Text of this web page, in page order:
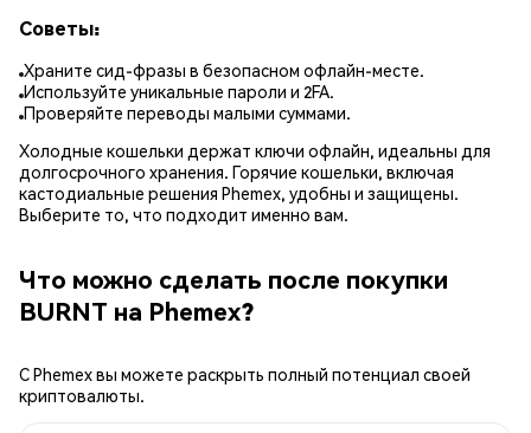
Советы:
Храните сид-фразы в безопасном офлайн-месте.
Используйте уникальные пароли и 2FA.
Проверяйте переводы малыми суммами.
Холодные кошельки держат ключи офлайн, идеальны для
долгосрочного хранения. Горячие кошельки, включая
кастодиальные решения Phemex, удобны и защищены.
Выберите то, что подходит именно вам.
Что можно сделать после покупки
BURNT на Phemex?
С Phemex вы можете раскрыть полный потенциал своей
криптовалюты.